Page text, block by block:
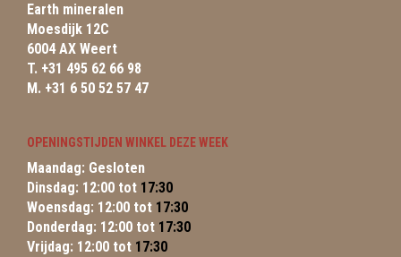
Earth mineralen
Moesdijk 12C
6004 AX Weert
T. +31 495 62 66 98
M. +31 6 50 52 57 47
OPENINGSTIJDEN WINKEL DEZE WEEK
Maandag: Gesloten
Dinsdag: 12:00 tot 17:30
Woensdag: 12:00 tot 17:30
Donderdag: 12:00 tot 17:30
Vrijdag: 12:00 tot 17:30